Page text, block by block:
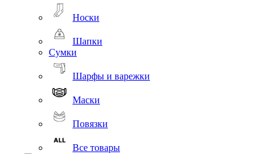
Носки
Шапки
Сумки
Шарфы и варежки
Маски
Повязки
Все товары